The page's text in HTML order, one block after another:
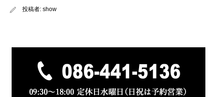
投稿者: show